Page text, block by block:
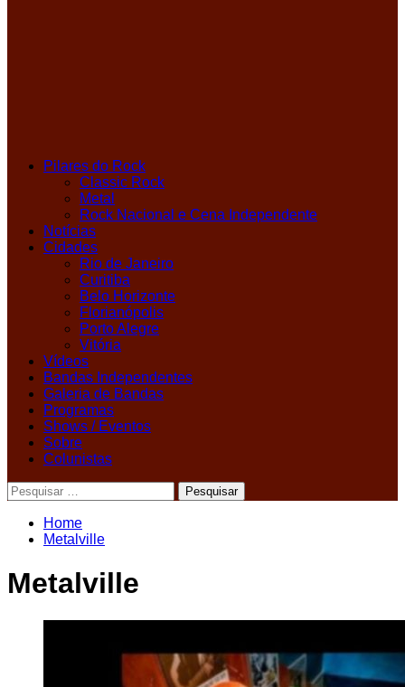
Pilares do Rock
Classic Rock
Metal
Rock Nacional e Cena Independente
Notícias
Cidades
Rio de Janeiro
Curitiba
Belo Horizonte
Florianópolis
Porto Alegre
Vitória
Vídeos
Bandas Independentes
Galeria de Bandas
Programas
Shows / Eventos
Sobre
Colunistas
Pesquisar
por:
Home
Metalville
Metalville